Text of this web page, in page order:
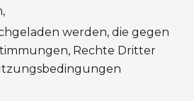
werden, die gegen
Rechte Dritter